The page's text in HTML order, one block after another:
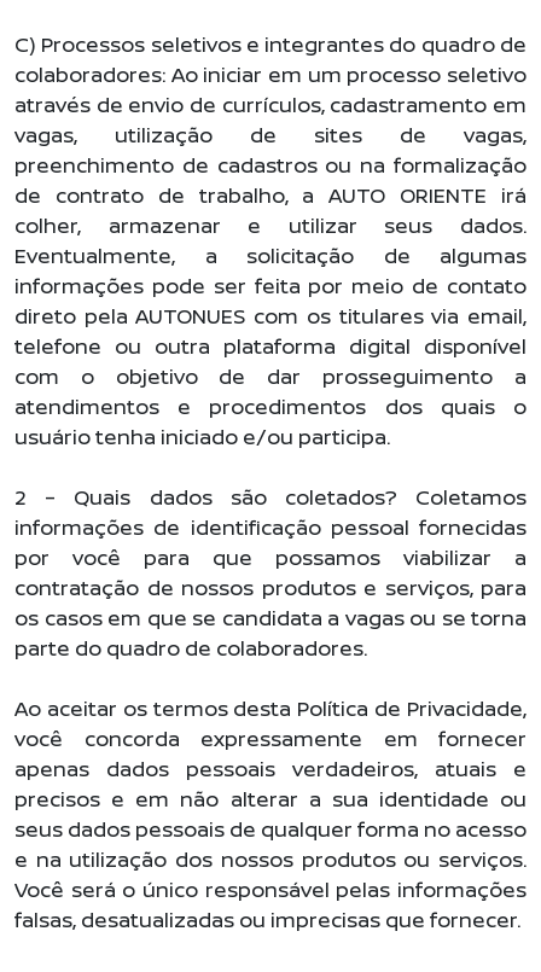
C) Processos seletivos e integrantes do quadro de
colaboradores: Ao iniciar em um processo seletivo
através de envio de currículos, cadastramento em
vagas, utilização de sites de vagas,
preenchimento de cadastros ou na formalização
de contrato de trabalho, a AUTO ORIENTE irá
colher, armazenar e utilizar seus dados.
Eventualmente, a solicitação de algumas
informações pode ser feita por meio de contato
direto pela AUTONUES com os titulares via email,
telefone ou outra plataforma digital disponível
com o objetivo de dar prosseguimento a
atendimentos e procedimentos dos quais o
usuário tenha iniciado e/ou participa.
2 – Quais dados são coletados? Coletamos
informações de identificação pessoal fornecidas
por você para que possamos viabilizar a
contratação de nossos produtos e serviços, para
os casos em que se candidata a vagas ou se torna
parte do quadro de colaboradores.
Ao aceitar os termos desta Política de Privacidade,
você concorda expressamente em fornecer
apenas dados pessoais verdadeiros, atuais e
precisos e em não alterar a sua identidade ou
seus dados pessoais de qualquer forma no acesso
e na utilização dos nossos produtos ou serviços.
Você será o único responsável pelas informações
falsas, desatualizadas ou imprecisas que fornecer.